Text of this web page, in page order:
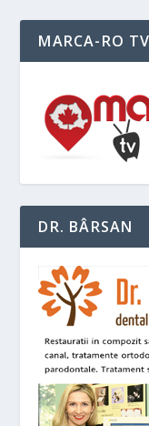
MARCA-RO TV
DR. BÂRSAN